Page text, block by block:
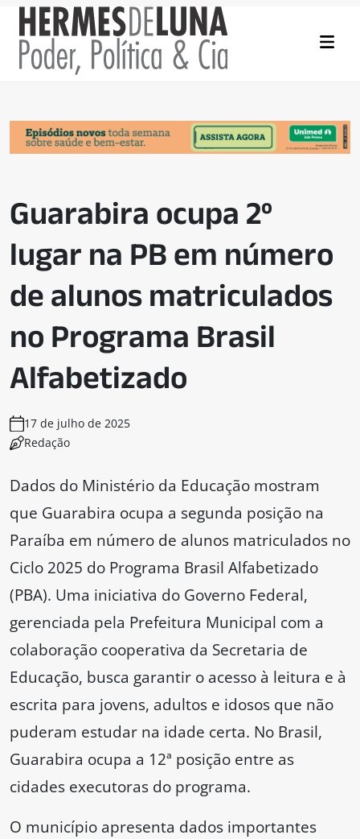
Guarabira ocupa 2º
lugar na PB em número
de alunos matriculados
no Programa Brasil
Alfabetizado
17 de julho de 2025
Redação
Dados do Ministério da Educação mostram
que Guarabira ocupa a segunda posição na
Paraíba em número de alunos matriculados no
Ciclo 2025 do Programa Brasil Alfabetizado
(PBA). Uma iniciativa do Governo Federal,
gerenciada pela Prefeitura Municipal com a
colaboração cooperativa da Secretaria de
Educação, busca garantir o acesso à leitura e à
escrita para jovens, adultos e idosos que não
puderam estudar na idade certa. No Brasil,
Guarabira ocupa a 12ª posição entre as
cidades executoras do programa.
O município apresenta dados importantes